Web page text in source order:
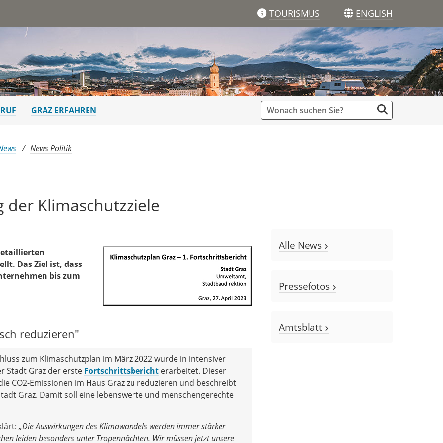
TOURISMUS ENGLISH
GRAZ ERFAHREN
News Politik
der Klimaschutzziele
Das Ziel ist, dass
bis zum
reduzieren"
zum Klimaschutzplan im März 2022 wurde in intensiver
Stadt Graz der erste Fortschrittsbericht erarbeitet. Dieser
CO2-Emissionen im Haus Graz zu reduzieren und beschreibt
Graz. Damit soll eine lebenswerte und menschengerechte
„Die Auswirkungen des Klimawandels werdenimmer stärker
leiden besonders unterTropennächten. Wir müssen jetzt unsere
Alle News
Pressefotos
Amtsblatt